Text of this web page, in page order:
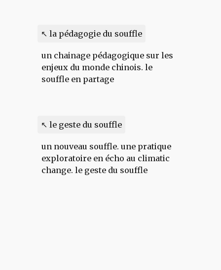
↖ la pédagogie du souffle
un chainage pédagogique sur les
enjeux du monde chinois.le
souffle en partage
↖ le geste du souffle
un nouveau souffle. une pratique
exploratoire en écho au climatic
change.le geste du souffle